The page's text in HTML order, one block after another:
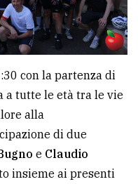
con la partenza di
a tutte le età tra le vie
alla
di due
e Claudio
insieme ai presenti